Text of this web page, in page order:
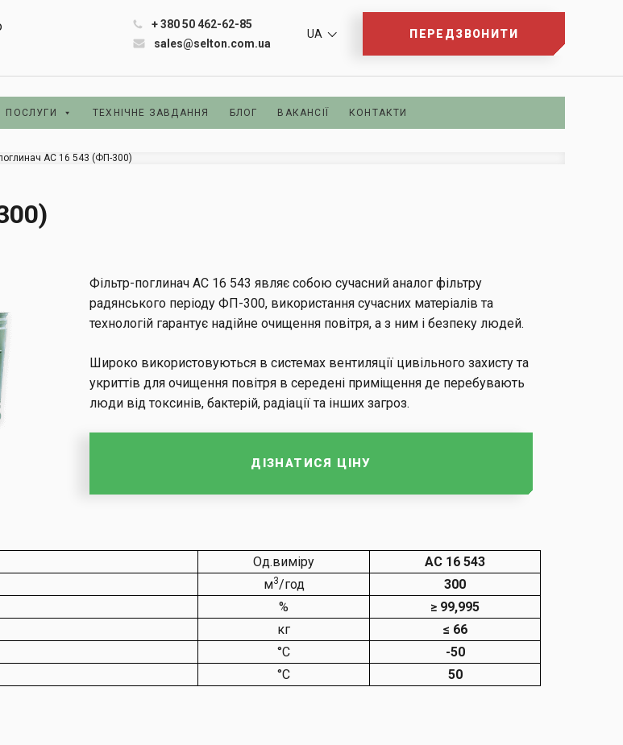
+ 380 50 462-62-85
sales@selton.com.ua
UA ПЕРЕДЗВОНИТИ
ПОСЛУГИ ТЕХНІЧНЕ ЗАВДАННЯ БЛОГ ВАКАНСІЇ КОНТАКТИ
АС 16 543 (ФП-300)
Фільтр-поглинач АС 16 543 являє собою сучасний аналог фільтру
радянського періоду ФП-300, використання сучасних матеріалів та
технологій гарантує надійне очищення повітря, а з ним і безпеку людей.
Широко використовуються в системах вентиляції цивільного захисту та
укриттів для очищення повітря в середені приміщення де перебувають
люди від токсинів, бактерій, радіації та інших загроз.
ДІЗНАТИСЯ ЦІНУ
Од.виміру
АС 16 543
м3/год
300
% ≥ 99,995
кг
≤ 66
°С
-50
°С 50